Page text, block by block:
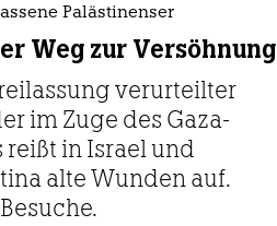
Palästinenser
Weg zur Versöhnung
verurteilter
im Zuge des Gaza-
reißt in Israel und
alte Wunden auf.